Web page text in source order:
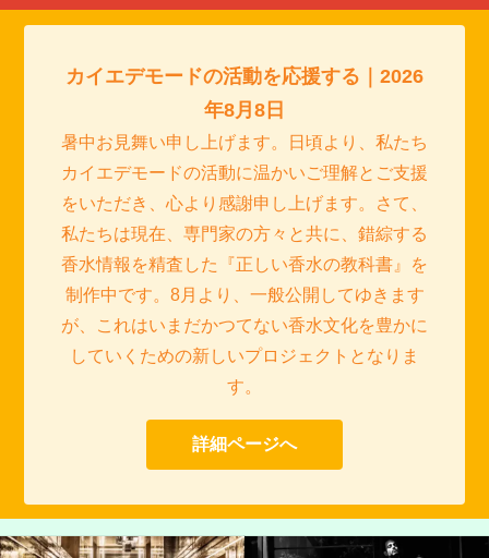
カイエデモードの活動を応援する｜2026
年8月8日
暑中お見舞い申し上げます。日頃より、私たち
カイエデモードの活動に温かいご理解とご支援
をいただき、心より感謝申し上げます。さて、
私たちは現在、専門家の方々と共に、錯綜する
香水情報を精査した『正しい香水の教科書』を
制作中です。8月より、一般公開してゆきます
が、これはいまだかつてない香水文化を豊かに
していくための新しいプロジェクトとなりま
す。
詳細ページへ